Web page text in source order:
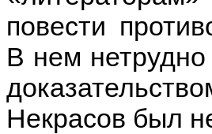
повести
В нем нетрудно
Некрасов был